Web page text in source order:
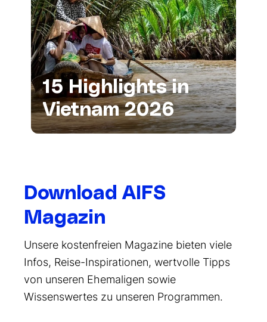
15 Highlights in
Vietnam 2026
Download AIFS
Magazin
Unsere kostenfreien Magazine bieten viele
Infos, Reise-Inspirationen, wertvolle Tipps
von unseren Ehemaligen sowie
Wissenswertes zu unseren Programmen.